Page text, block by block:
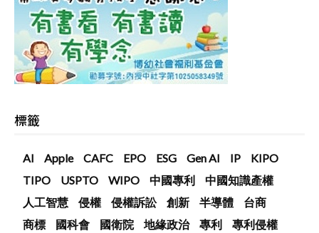
標籤
AI Apple CAFC EPO ESG Gen AI IP
KIPO
TIPO
USPTO WIPO 中國專利
中國知識產權
人工智慧
侵權 侵權訴訟 創新 半導體
台商
商標
國科會 國衛院 地緣政治 專利
專利侵權